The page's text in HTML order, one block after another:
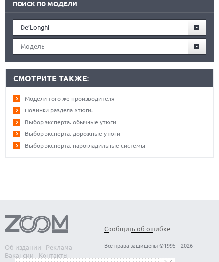
ПОИСК ПО МОДЕЛИ
De’Longhi
Модель
СМОТРИТЕ ТАКЖЕ:
Модели того же производителя
Новинки раздела Утюги.
Выбор эксперта. обычные утюги
Выбор эксперта. дорожные утюги
Выбор эксперта. парогладильные системы
Об издании
Реклама
Вакансии
Контакты
Сообщить об ошибке
Все права защищены ©1995 – 2026